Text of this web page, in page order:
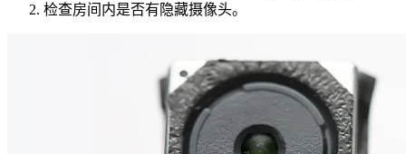
检查房间内是否有隐藏摄像头。